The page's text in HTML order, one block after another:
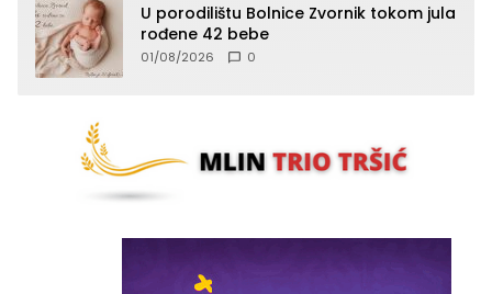
U porodilištu Bolnice Zvornik tokom jula
rođene 42 bebe
01/08/2026 0